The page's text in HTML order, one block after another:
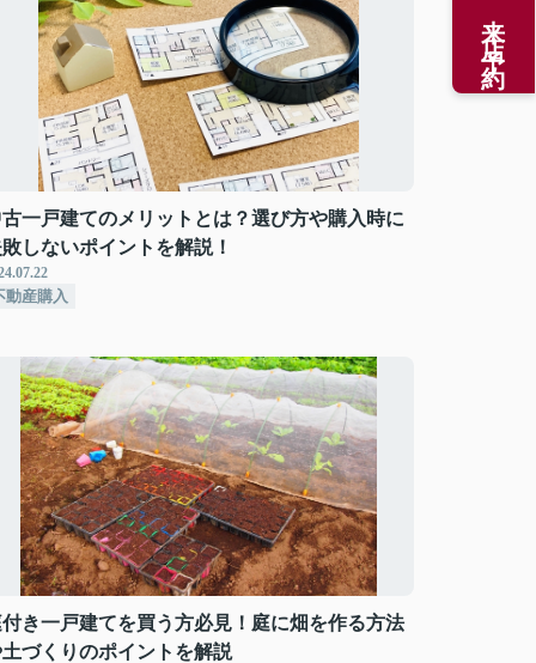
一戸建てのメリットとは？選び方や購入時に
しないポイントを解説！
動産購入
付き一戸建てを買う方必見！庭に畑を作る方法
づくりのポイントを解説
来店予約